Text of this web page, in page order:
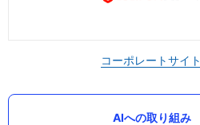
コーポレートサイト
AIへの取り組み